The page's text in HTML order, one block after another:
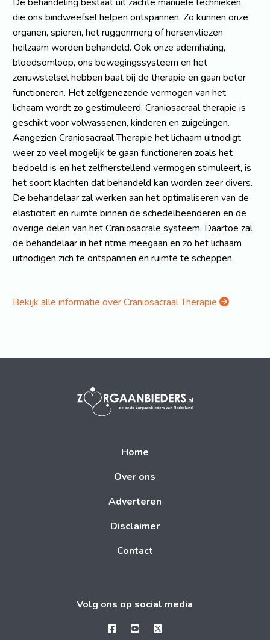
De behandeling bestaat uit zachte manuele technieken,
die ons bindweefsel helpen ontspannen. Zo kunnen onze
organen, spieren, het ruggenmerg of hersenvliezen
heilzaam worden behandeld. Ook onze ademhaling,
bloedsomloop, ons bewegingssysteem en het
zenuwstelsel hebben baat bij de therapie en gaan beter
functioneren. Het zelfgenezende vermogen van het
lichaam wordt zo gestimuleerd. Craniosacraal therapie is
geschikt voor volwassenen, kinderen en zuigelingen.
Aangezien Craniosacraal Therapie het lichaam uitnodigt
weer zo veel mogelijk te gaan functioneren zoals het
bedoeld is en het zelfherstellend vermogen stimuleert, is
het soort klachten dat behandeld kan worden zeer divers.
De behandelaar zal werken aan het optimaliseren van de
elasticiteit en ruimte binnen de schedelbeenderen en de
overige delen van het Craniosacrale systeem. Daartoe zal
de behandelaar in het ritme meegaan en zo het lichaam
uitnodigen zich te ontspannen en ruimte te scheppen.
Bekijk alle informatie over Craniosacraal Therapie
Home
Over ons
Adverteren
Disclaimer
Contact
Volg ons op social media